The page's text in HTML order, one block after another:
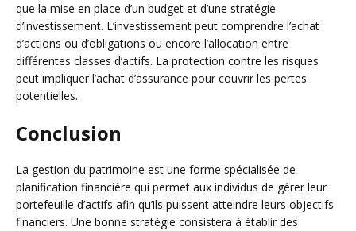
que la mise en place d’un budget et d’une stratégie
d’investissement. L’investissement peut comprendre l’achat
d’actions ou d’obligations ou encore l’allocation entre
différentes classes d’actifs. La protection contre les risques
peut impliquer l’achat d’assurance pour couvrir les pertes
potentielles.
Conclusion
La gestion du patrimoine est une forme spécialisée de
planification financière qui permet aux individus de gérer leur
portefeuille d’actifs afin qu’ils puissent atteindre leurs objectifs
financiers. Une bonne stratégie consistera à établir des